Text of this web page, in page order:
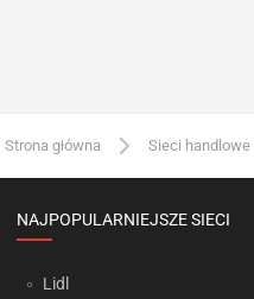
Strona główna Sieci handlowe
NAJPOPULARNIEJSZE SIECI
Lidl